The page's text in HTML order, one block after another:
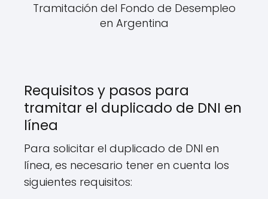
Tramitación del Fondo de Desempleo
en Argentina
Requisitos y pasos para
tramitar el duplicado de DNI en
línea
Para solicitar el duplicado de DNI en
línea, es necesario tener en cuenta los
siguientes requisitos: